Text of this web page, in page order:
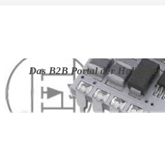
Das B2B Portal der